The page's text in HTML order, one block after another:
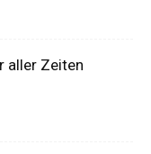
aller Zeiten